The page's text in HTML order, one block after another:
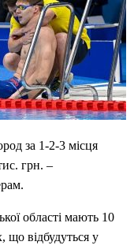
за 1-2-3 місця
грн. –
області мають 10
що відбудуться у